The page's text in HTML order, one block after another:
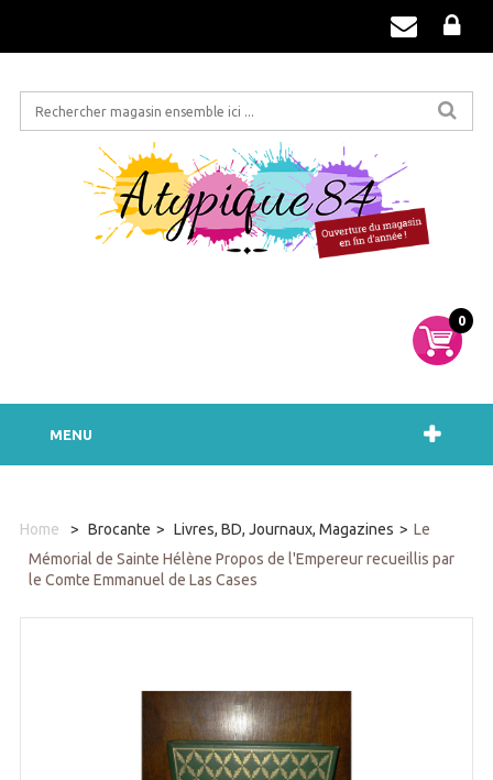
0
MENU
Home > Brocante > Livres, BD, Journaux, Magazines > Le
Mémorial de Sainte Hélène Propos de l'Empereur recueillis par
le Comte Emmanuel de Las Cases